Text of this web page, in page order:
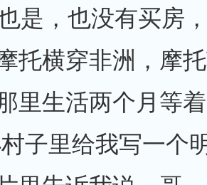
是，也没有买房
托横穿非洲，摩
里生活两个月等
子里给我写一个